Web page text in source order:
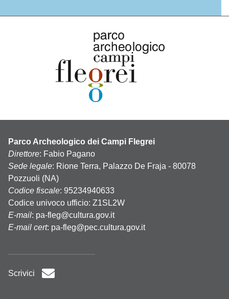
Parco Archeologico dei Campi Flegrei
Direttore: Fabio Pagano
Sede legale: Rione Terra, Palazzo De Fraja - 80078
Pozzuoli (NA)
Codice fiscale: 95234940633
Codice univoco ufficio: Z1SL2W
E-mail: pa-fleg@cultura.gov.it
E-mail cert: pa-fleg@pec.cultura.gov.it
Scrivici